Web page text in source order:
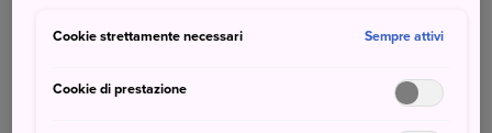
enter a crystalline wonderland of Japanese larch trees
evergreen foliage, building up a hard coating that turns
Cookie strettamente necessari Sempre attivi
Cookie di prestazione